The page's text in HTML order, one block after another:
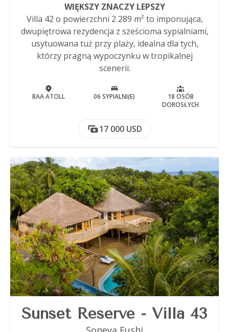
WIĘKSZY ZNACZY LEPSZY
Villa 42 o powierzchni 2 289 m² to imponująca,
dwupiętrowa rezydencja z sześcioma sypialniami,
usytuowana tuż przy plaży, idealna dla tych,
którzy pragną wypoczynku w tropikalnej
scenerii.
BAA ATOLL 06 SYPIALNI(E)
18 OSÓB
DOROSŁYCH
17 000 USD
Sunset Reserve - Villa 43